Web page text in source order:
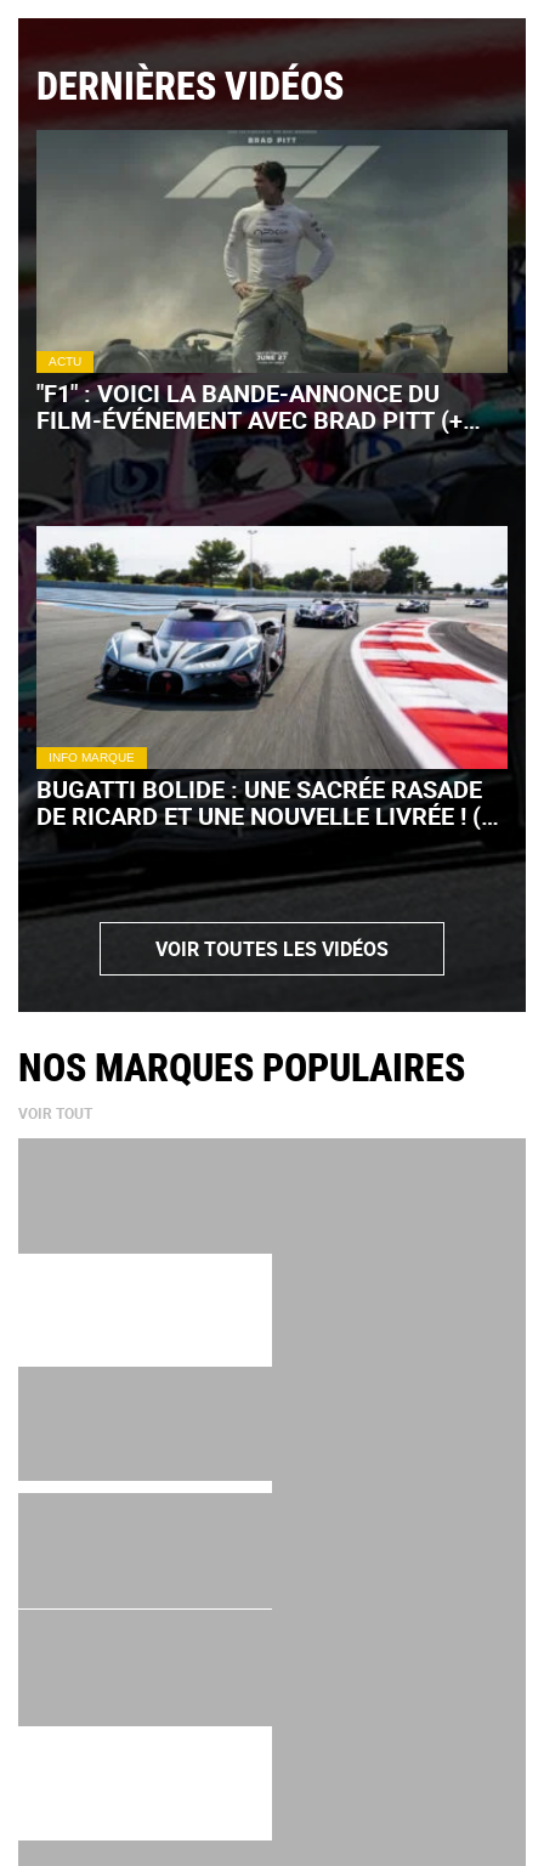
DERNIÈRES VIDÉOS
ACTU
"F1" : VOICI LA BANDE-ANNONCE DU
FILM-ÉVÉNEMENT AVEC BRAD PITT (+
VIDÉO)
INFO MARQUE
BUGATTI BOLIDE : UNE SACRÉE RASADE
DE RICARD ET UNE NOUVELLE LIVRÉE ! (+
VIDÉO)
VOIR TOUTES LES VIDÉOS
NOS MARQUES POPULAIRES
VOIR TOUT